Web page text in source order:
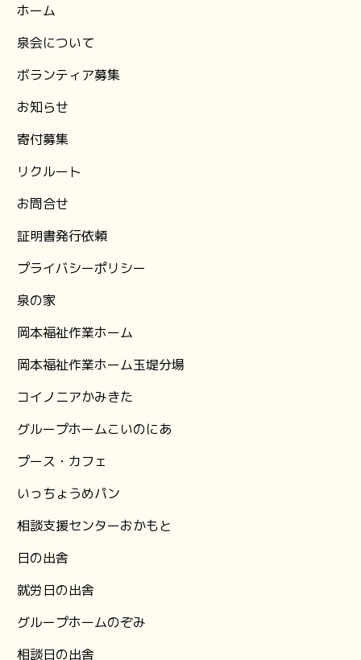
ホーム
泉会について
ボランティア募集
お知らせ
⁨寄付募集
リクルート
お問合せ
証明書発行依頼
プライバシーポリシー
泉の家
岡本福祉作業ホーム
岡本福祉作業ホーム玉堤分場
コイノニアかみきた
グループホームこいのにあ
プース・カフェ
いっちょうめパン
相談支援センターおかもと
日の出舎
就労日の出舎
グループホームのぞみ
相談日の出舎